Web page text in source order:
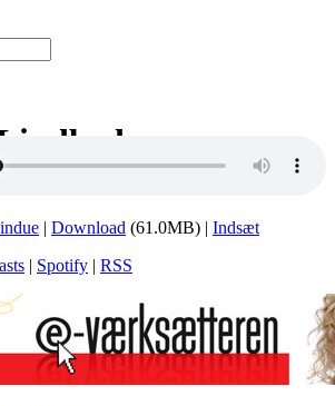
| Download (61.0MB) | Indsæt
| Spotify | RSS